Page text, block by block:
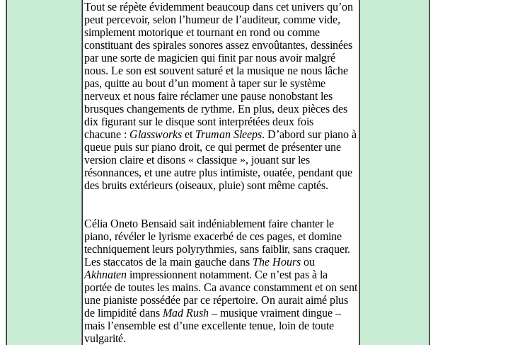
Tout se répète évidemment beaucoup dans cet univers qu’on
peut percevoir, selon l’humeur de l’auditeur, comme vide,
simplement motorique et tournant en rond ou comme
constituant des spirales sonores assez envoûtantes, dessinées
par une sorte de magicien qui finit par nous avoir malgré
nous. Le son est souvent saturé et la musique ne nous lâche
pas, quitte au bout d’un moment à taper sur le système
nerveux et nous faire réclamer une pause nonobstant les
brusques changements de rythme. En plus, deux pièces des
dix figurant sur le disque sont interprétées deux fois
chacune : Glassworks et Truman Sleeps. D’abord sur piano à
queue puis sur piano droit, ce qui permet de présenter une
version claire et disons « classique », jouant sur les
résonnances, et une autre plus intimiste, ouatée, pendant que
des bruits extérieurs (oiseaux, pluie) sont même captés.
Célia Oneto Bensaid sait indéniablement faire chanter le
piano, révéler le lyrisme exacerbé de ces pages, et domine
techniquement leurs polyrythmies, sans faiblir, sans craquer.
Les staccatos de la main gauche dans The Hours ou
Akhnaten impressionnent notamment. Ce n’est pas à la
portée de toutes les mains. Ca avance constamment et on sent
une pianiste possédée par ce répertoire. On aurait aimé plus
de limpidité dans Mad Rush – musique vraiment dingue –
mais l’ensemble est d’une excellente tenue, loin de toute
vulgarité.